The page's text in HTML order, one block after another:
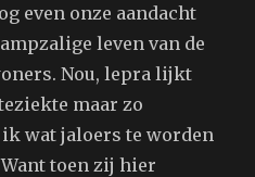
even onze aandacht
leven van de
Nou, lepra lijkt
maar zo
wat jaloers te worden
toen zij hier